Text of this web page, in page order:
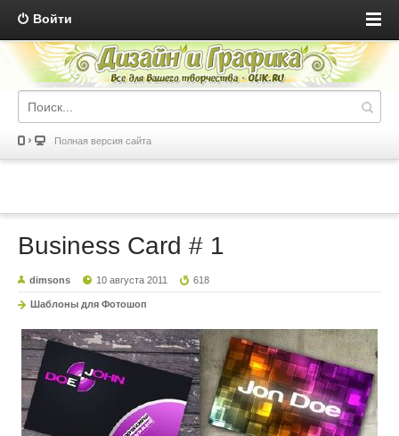
Войти
Полная версия сайта
Business Card # 1
dimsons 10 августа 2011 618
Шаблоны для Фотошоп